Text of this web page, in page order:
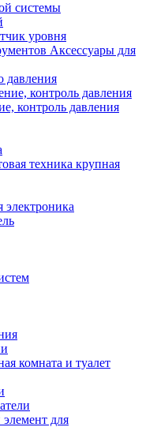
системы
уровня
Аксессуары для
давления
контроль давления
техника крупная
электроника
комната и туалет
для